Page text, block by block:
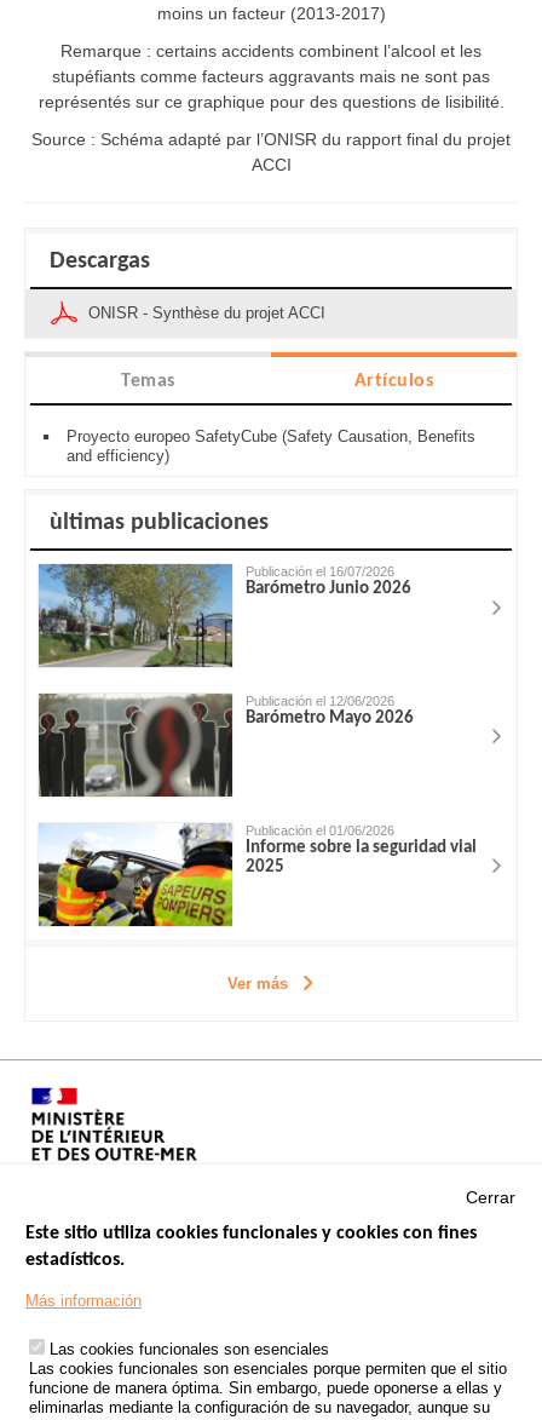
moins un facteur (2013-2017)
Remarque : certains accidents combinent l’alcool et les
stupéfiants comme facteurs aggravants mais ne sont pas
représentés sur ce graphique pour des questions de lisibilité.
Source : Schéma adapté par l’ONISR du rapport final du projet
ACCI
Descargas
ONISR - Synthèse du projet ACCI
Temas Artículos
Proyecto europeo SafetyCube (Safety Causation, Benefits
and efficiency)
ùltimas publicaciones
Publicación el 16/07/2026
Barómetro Junio 2026
Publicación el 12/06/2026
Barómetro Mayo 2026
Publicación el 01/06/2026
Informe sobre la seguridad vial
2025
Ver más
Footer
TRATAMIENTO DE DATOS PERSONALES PROCEDENTES DE
ACCIDENTES DE TRÁFICO
ESTUDIOS
Cerrar
Este sitio utiliza cookies funcionales y cookies con fines
estadísticos.
Más información
Las cookies funcionales son esenciales
Las cookies funcionales son esenciales porque permiten que el sitio
funcione de manera óptima. Sin embargo, puede oponerse a ellas y
eliminarlas mediante la configuración de su navegador, aunque su